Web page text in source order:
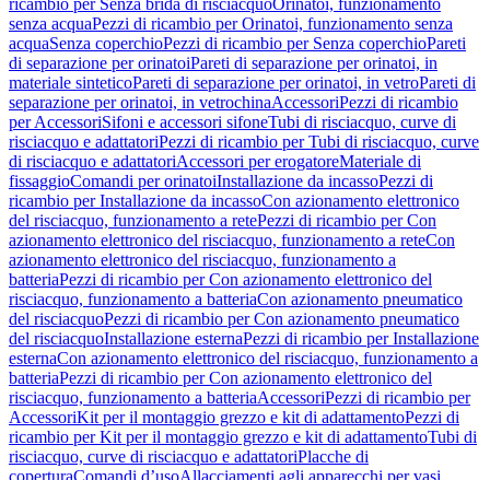
ricambio per Senza brida di risciacquoOrinatoi, funzionamento
senza acquaPezzi di ricambio per Orinatoi, funzionamento senza
acquaSenza coperchioPezzi di ricambio per Senza coperchioPareti
di separazione per orinatoiPareti di separazione per orinatoi, in
materiale sinteticoPareti di separazione per orinatoi, in vetroPareti di
separazione per orinatoi, in vetrochinaAccessoriPezzi di ricambio
per AccessoriSifoni e accessori sifoneTubi di risciacquo, curve di
risciacquo e adattatoriPezzi di ricambio per Tubi di risciacquo, curve
di risciacquo e adattatoriAccessori per erogatoreMateriale di
fissaggioComandi per orinatoiInstallazione da incassoPezzi di
ricambio per Installazione da incassoCon azionamento elettronico
del risciacquo, funzionamento a retePezzi di ricambio per Con
azionamento elettronico del risciacquo, funzionamento a reteCon
azionamento elettronico del risciacquo, funzionamento a
batteriaPezzi di ricambio per Con azionamento elettronico del
risciacquo, funzionamento a batteriaCon azionamento pneumatico
del risciacquoPezzi di ricambio per Con azionamento pneumatico
del risciacquoInstallazione esternaPezzi di ricambio per Installazione
esternaCon azionamento elettronico del risciacquo, funzionamento a
batteriaPezzi di ricambio per Con azionamento elettronico del
risciacquo, funzionamento a batteriaAccessoriPezzi di ricambio per
AccessoriKit per il montaggio grezzo e kit di adattamentoPezzi di
ricambio per Kit per il montaggio grezzo e kit di adattamentoTubi di
risciacquo, curve di risciacquo e adattatoriPlacche di
coperturaComandi d’usoAllacciamenti agli apparecchi per vasi,